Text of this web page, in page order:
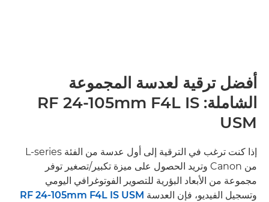
أفضل ترقية لعدسة المجموعة
الشاملة: RF 24-105mm F4L IS
USM
إذا كنت ترغب في الترقية إلى أول عدسة من الفئة L-series
من Canon وتريد الحصول على ميزة تكبير/تصغير توفر
مجموعة من الأبعاد البؤرية للتصوير الفوتوغرافي اليومي
وتسجيل الفيديو، فإن العدسة RF 24-105mm F4L IS USM